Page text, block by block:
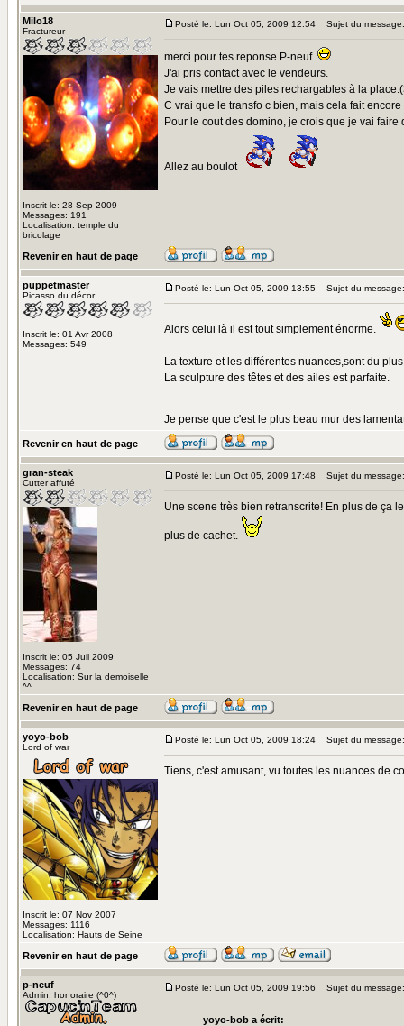
Milo18
Fractureur
Inscrit le: 28 Sep 2009
Messages: 191
Localisation: temple du
bricolage
Posté le: Lun Oct 05, 2009 12:54 Sujet du message:
merci pour tes reponse P-neuf.
J'ai pris contact avec le vendeurs.
Je vais mettre des piles rechargables à la
C vrai que le transfo c bien, mais cela fait
Pour le cout des domino, je crois que je vai faire
Allez au boulot
Revenir en haut de page
puppetmaster
Picasso du décor
Inscrit le: 01 Avr 2008
Messages: 549
Posté le: Lun Oct 05, 2009 13:55 Sujet du message:
Alors celui là il est tout simplement énorme.
La texture et les différentes nuances,sont du
La sculpture des têtes et des ailes est parfaite.
Je pense que c'est le plus beau mur des
Revenir en haut de page
gran-steak
Cutter affuté
Inscrit le: 05 Juil 2009
Messages: 74
Localisation: Sur la demoiselle
^^
Posté le: Lun Oct 05, 2009 17:48 Sujet du message:
Une scene très bien retranscrite! En plus de ça
plus de cachet.
Revenir en haut de page
yoyo-bob
Lord of war
Inscrit le: 07 Nov 2007
Messages: 1116
Localisation: Hauts de Seine
Posté le: Lun Oct 05, 2009 18:24 Sujet du message:
Tiens, c'est amusant, vu toutes les nuances de
Revenir en haut de page
p-neuf
Admin. honoraire (^0^)
Posté le: Lun Oct 05, 2009 19:56 Sujet du message:
yoyo-bob a écrit: